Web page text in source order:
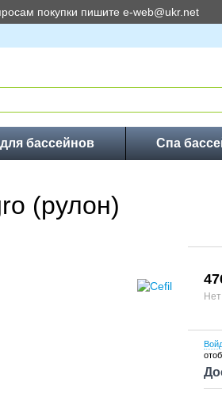
покупки пишите e-web@ukr.net
бассейнов Спа
(рулон)